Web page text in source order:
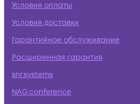
Условия оплаты
Условия доставки
Гарантийное обслуживание
Расширенная гарантия
snr.systems
NAG.conference